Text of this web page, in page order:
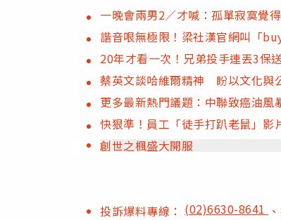
一晚會兩男2／才喊：孤單寂寞覺
諧音哏無極限！梁社漢官網叫「
20年才看一次！兄弟投手連丟3保
蔡英文談哈維爾精神 盼以文化與
更多最新熱門議題：中聯致癌油風
快狠準！員工「徒手打趴老鼠」
創世之楓盛大開服
投訴爆料專線： (02)6630-8641